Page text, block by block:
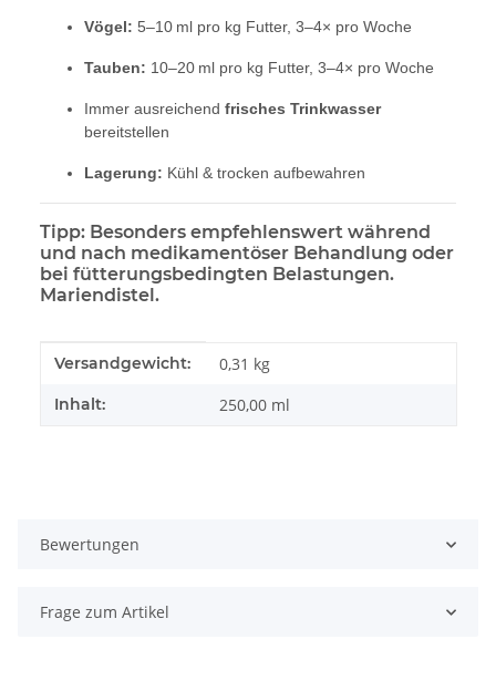
Vögel: 5–10 ml pro kg Futter, 3–4× pro Woche
Tauben: 10–20 ml pro kg Futter, 3–4× pro Woche
Immer ausreichend frisches Trinkwasser
bereitstellen
Lagerung: Kühl & trocken aufbewahren
Tipp: Besonders empfehlenswert während
und nach medikamentöser Behandlung oder
bei fütterungsbedingten Belastungen.
Mariendistel.
Produkteigenschaft
Wert
Versandgewicht: 0,31 kg
Inhalt: 250,00 ml
Bewertungen
Frage zum Artikel